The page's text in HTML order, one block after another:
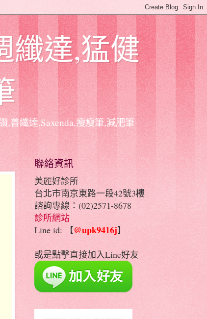
纖達,猛健
善纖達.Saxenda,瘦瘦筆,減肥筆
聯絡資訊
美麗好診所
台北市南京東路一段42號3樓
諮詢專線：(02)2571-8678
診所網站
Line id: 【@upk9416j】
或是點擊直接加入Line好友